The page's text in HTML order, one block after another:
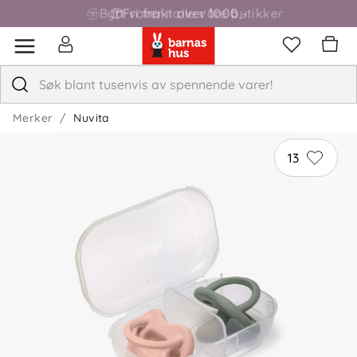
Fri frakt over 1000,-
Merker Nuvita
13